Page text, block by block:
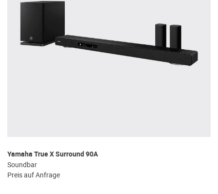
Yamaha True X Surround 90A
Soundbar
Preis auf Anfrage